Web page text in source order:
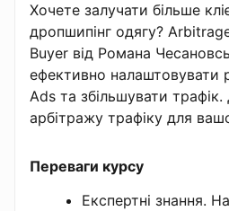
Хочете залучати більше
дропшипінг одягу?
Buyer від Романа
ефективно налаштовувати
Ads та збільшувати
арбітражу трафіку для
Переваги курсу
Експертні знання.